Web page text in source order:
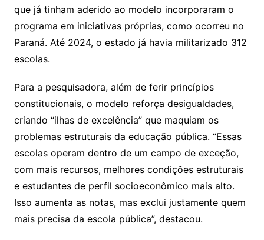
que já tinham aderido ao modelo incorporaram o
programa em iniciativas próprias, como ocorreu no
Paraná. Até 2024, o estado já havia militarizado 312
escolas.
Para a pesquisadora, além de ferir princípios
constitucionais, o modelo reforça desigualdades,
criando “ilhas de excelência” que maquiam os
problemas estruturais da educação pública. “Essas
escolas operam dentro de um campo de exceção,
com mais recursos, melhores condições estruturais
e estudantes de perfil socioeconômico mais alto.
Isso aumenta as notas, mas exclui justamente quem
mais precisa da escola pública”, destacou.